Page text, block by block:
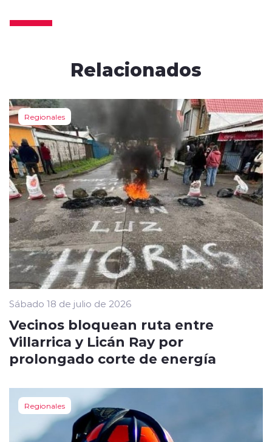
Relacionados
Regionales
Sábado 18 de julio de 2026
Vecinos bloquean ruta entre
Villarrica y Licán Ray por
prolongado corte de energía
Regionales